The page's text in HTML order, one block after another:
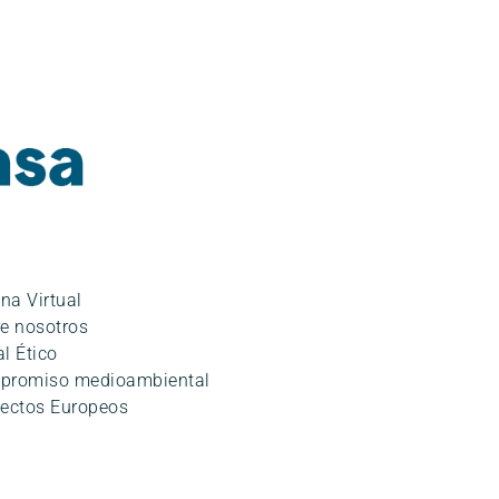
Virtual
nosotros
Ético
medioambiental
Europeos